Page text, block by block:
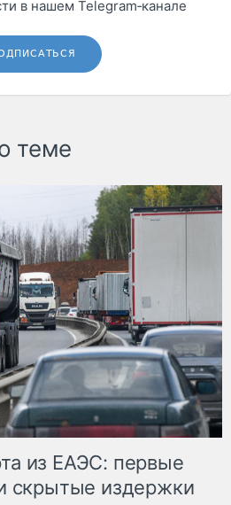
в нашем Telegram‑канале
теме
из ЕАЭС: первые
скрытые издержки